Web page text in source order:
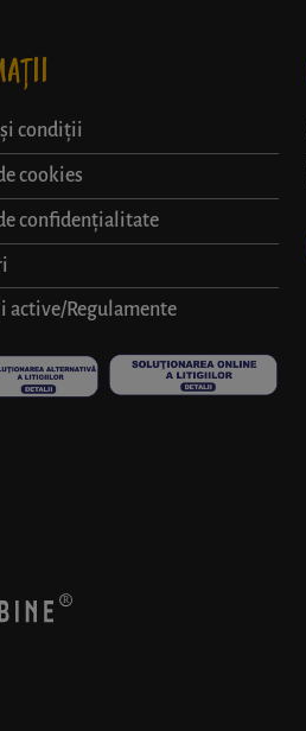
condiții
cookies
confidențialitate
active/Regulamente